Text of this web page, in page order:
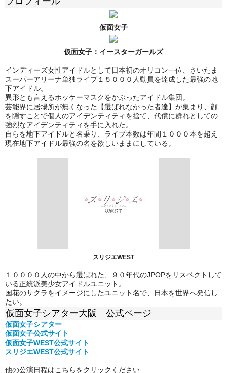
仮面女子
仮面女子： イースターガールズ
インディーズ女性アイドルとして日本初のオリコン一位、さいたま
スーパーアリーナ単独ライブ１５０００人動員を達成した最強の地
下アイドル。
異形とも言えるホッケーマスクをかぶったアイドル集団。
芸能界に居場所が無くなった【選ばれなかった者達】が集まり、顔
を隠すことで個人のアイデンティティを捨て、代償に群れとしての
強烈なアイデンティティを手に入れた。
自らを地下アイドルと名乗り、ライブ本数は年間１０００本を超え
現在地下アイドル最強の名を欲しいままにしている。
スリジエWEST
１００００人の中から選ばれた、９０年代のJPOPをリスペクトして
いる正統派美少女アイドルユニット。
国花のサクラをイメージにしたユニット名で、日本を世界へ発信し
たい。
仮面女子シアター大阪 公式ページ
仮面女子シアター
仮面女子公式サイト
仮面女子WEST公式サイト
スリジエWEST公式サイト
他の公演日程はこちらをクリックください